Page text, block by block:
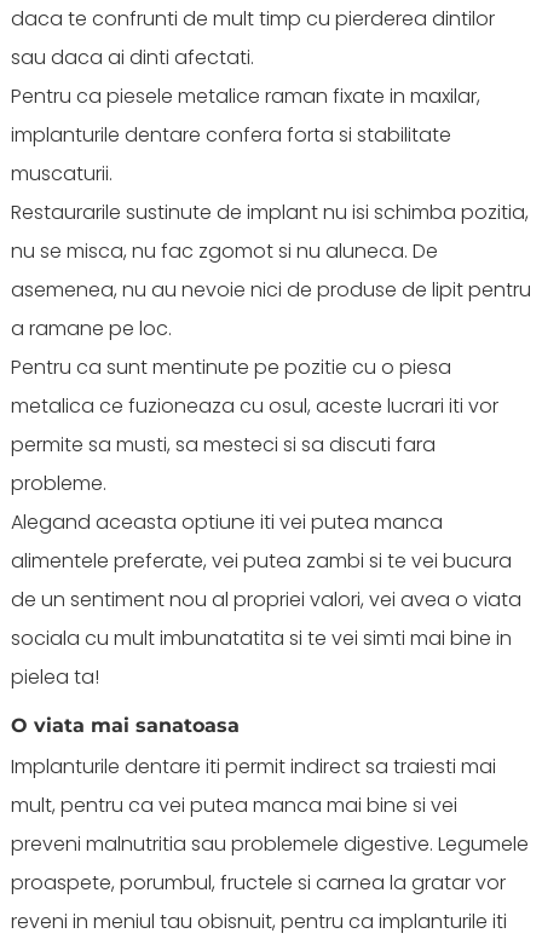
daca te confrunti de mult timp cu pierderea dintilor
sau daca ai dinti afectati.
Pentru ca piesele metalice raman fixate in maxilar,
implanturile dentare confera forta si stabilitate
muscaturii.
Restaurarile sustinute de implant nu isi schimba pozitia,
nu se misca, nu fac zgomot si nu aluneca. De
asemenea, nu au nevoie nici de produse de lipit pentru
a ramane pe loc.
Pentru ca sunt mentinute pe pozitie cu o piesa
metalica ce fuzioneaza cu osul, aceste lucrari iti vor
permite sa musti, sa mesteci si sa discuti fara
probleme.
Alegand aceasta optiune iti vei putea manca
alimentele preferate, vei putea zambi si te vei bucura
de un sentiment nou al propriei valori, vei avea o viata
sociala cu mult imbunatatita si te vei simti mai bine in
pielea ta!
O viata mai sanatoasa
Implanturile dentare iti permit indirect sa traiesti mai
mult, pentru ca vei putea manca mai bine si vei
preveni malnutritia sau problemele digestive. Legumele
proaspete, porumbul, fructele si carnea la gratar vor
reveni in meniul tau obisnuit, pentru ca implanturile iti